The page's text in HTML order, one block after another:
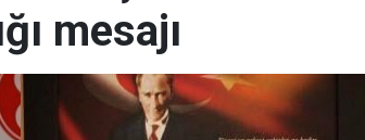
mesajı